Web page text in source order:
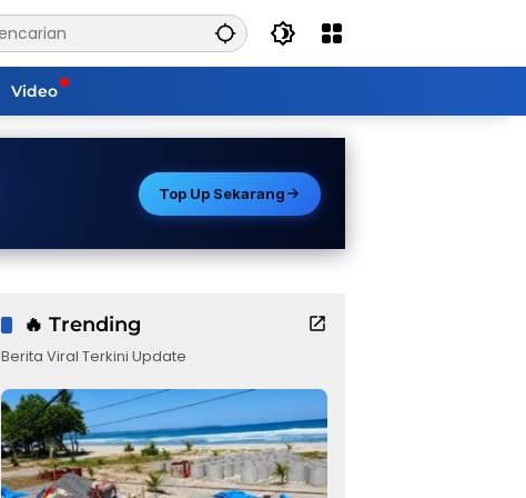
Video
Top Up Sekarang
🔥 Trending
Berita Viral Terkini Update